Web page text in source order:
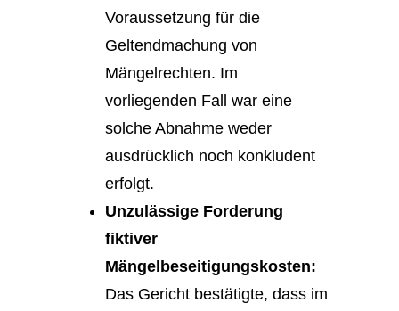
Voraussetzung für die
Geltendmachung von
Mängelrechten. Im
vorliegenden Fall war eine
solche Abnahme weder
ausdrücklich noch konkludent
erfolgt.
Unzulässige Forderung
fiktiver
Mängelbeseitigungskosten:
Das Gericht bestätigte, dass im